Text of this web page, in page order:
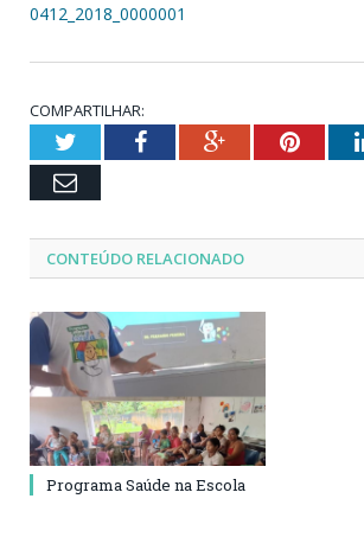
0412_2018_0000001
COMPARTILHAR:
TwitterFacebookGoogle+
Email
CONTEÚDO RELACIONADO
Programa Saúde na Escola